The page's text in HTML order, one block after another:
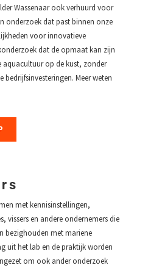
Wassenaar ook verhuurd voor
onderzoek dat past binnen onze
voor innovatieve
dat de opmaat kan zijn
aquacultuur op de kust, zonder
bedrijfsinvesteringen. Meer weten
met kennisinstellingen,
vissers en andere ondernemers die
bezighouden met mariene
uit het lab en de praktijk worden
om ook ander onderzoek